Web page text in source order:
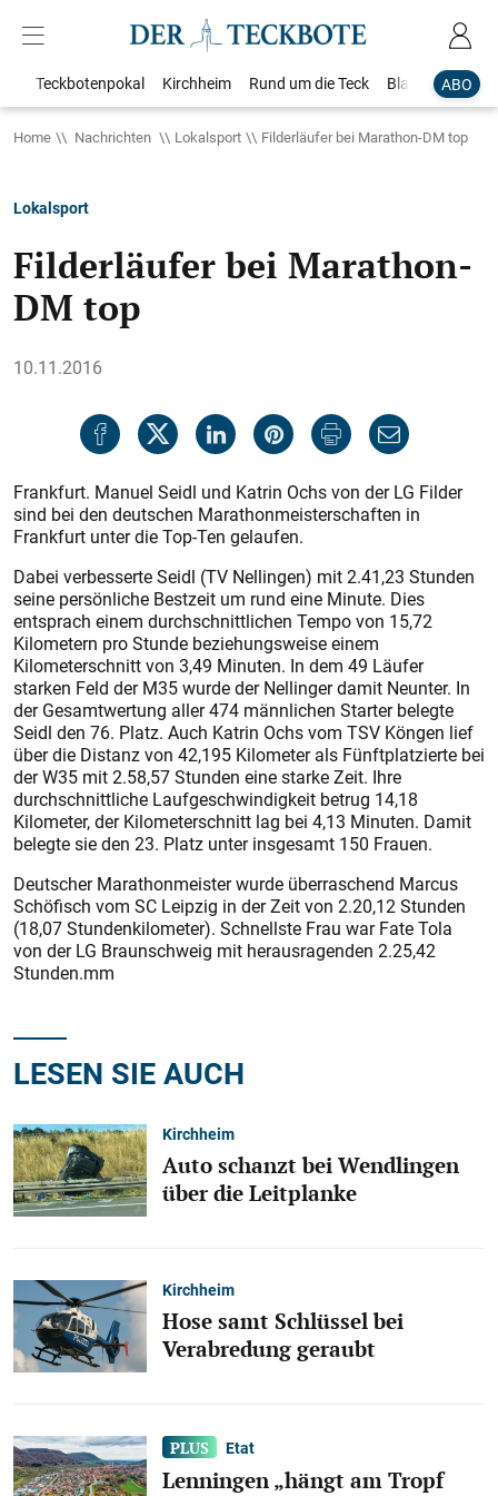
ABO
Teckbotenpokal Kirchheim Rund um die Teck Blaulicht
Home Nachrichten Lokalsport Filderläufer bei Marathon-DM top
Lokalsport
Filderläufer bei Marathon-
DM top
10.11.2016
Frankfurt. Manuel Seidl und Kat­rin Ochs von der LG Filder
sind bei den deutschen Marathonmeisterschaften in
Frankfurt unter die Top-Ten gelaufen.
Dabei verbesserte Seidl (TV Nellingen) mit 2.41,23 Stunden
seine persönliche Bestzeit um rund eine Minute. Dies
entsprach einem durchschnittlichen Tempo von 15,72
Kilometern pro Stunde beziehungsweise einem
Kilometerschnitt von 3,49 Minuten. In dem 49 Läufer
starken Feld der M35 wurde der Nellinger damit Neunter. In
der Gesamtwertung aller 474 männlichen Starter belegte
Seidl den 76. Platz. Auch Kat­rin Ochs vom TSV Köngen lief
über die Distanz von 42,195 Kilometer als Fünftplatzierte bei
der W35 mit 2.58,57 Stunden eine starke Zeit. Ihre
durchschnittliche Laufgeschwindigkeit betrug 14,18
Kilometer, der Kilometerschnitt lag bei 4,13 Minuten. Damit
belegte sie den 23. Platz unter insgesamt 150 Frauen.
Deutscher Marathonmeister wurde überraschend Marcus
Schöfisch vom SC Leipzig in der Zeit von 2.20,12 Stunden
(18,07 Stundenkilometer). Schnellste Frau war Fate Tola
von der LG Braunschweig mit herausragenden 2.25,42
Stunden.mm
LESEN SIE AUCH
Kirchheim
Auto schanzt bei Wendlingen
über die Leitplanke
Kirchheim
Hose samt Schlüssel bei
Verabredung geraubt
Etat
Lenningen „hängt am Tropf